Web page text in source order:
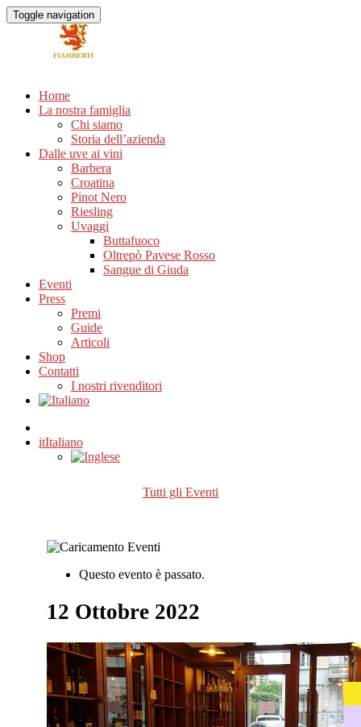
Toggle navigation
Home
La nostra famiglia
Chi siamo
Storia dell’azienda
Dalle uve ai vini
Barbera
Croatina
Pinot Nero
Riesling
Uvaggi
Buttafuoco
Oltrepò Pavese Rosso
Sangue di Giuda
Eventi
Press
Premi
Guide
Articoli
Shop
Contatti
I nostri rivenditori
itItaliano
Tutti gli Eventi
Questo evento è passato.
12 Ottobre 2022